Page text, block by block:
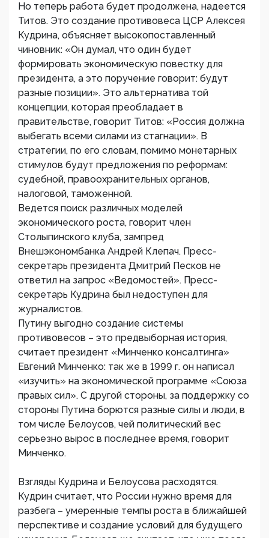
Но теперь работа будет продолжена, надеется
Титов. Это создание противовеса ЦСР Алексея
Кудрина, объясняет высокопоставленный
чиновник: «Он думал, что один будет
формировать экономическую повестку для
президента, а это поручение говорит: будут
разные позиции». Это альтернатива той
концепции, которая преобладает в
правительстве, говорит Титов: «Россия должна
выбегать всеми силами из стагнации». В
стратегии, по его словам, помимо монетарных
стимулов будут предложения по реформам:
судебной, правоохранительных органов,
налоговой, таможенной.
Ведется поиск различных моделей
экономического роста, говорит член
Столыпинского клуба, зампред
Внешэкономбанка Андрей Клепач. Пресс-
секретарь президента Дмитрий Песков не
ответил на запрос «Ведомостей». Пресс-
секретарь Кудрина был недоступен для
журналистов.
Путину выгодно создание системы
противовесов – это предвыборная история,
считает президент «Минченко консалтинга»
Евгений Минченко: так же в 1999 г. он написал
«изучить» на экономической программе «Союза
правых сил». С другой стороны, за поддержку со
стороны Путина борются разные силы и люди, в
том числе Белоусов, чей политический вес
серьезно вырос в последнее время, говорит
Минченко.
Взгляды Кудрина и Белоусова расходятся.
Кудрин считает, что России нужно время для
разбега – умеренные темпы роста в ближайшей
перспективе и создание условий для будущего